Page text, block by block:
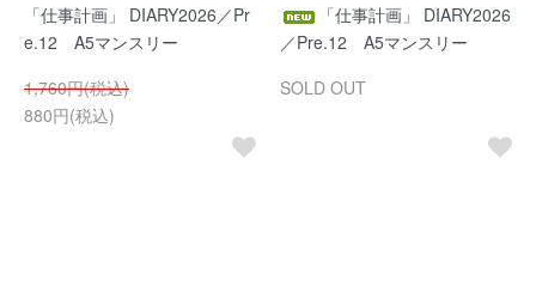
「仕事計画」 DIARY2026／Pr
e.12 A5マンスリー
1,760円(税込)
880円(税込)
「仕事計画」 DIARY2026
／Pre.12 A5マンスリー
SOLD OUT